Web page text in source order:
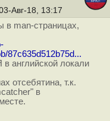
Авг-18, 13:17
в man-страницах,
87c635d512b75d...
английской локали
отсебятина, т.к.
в